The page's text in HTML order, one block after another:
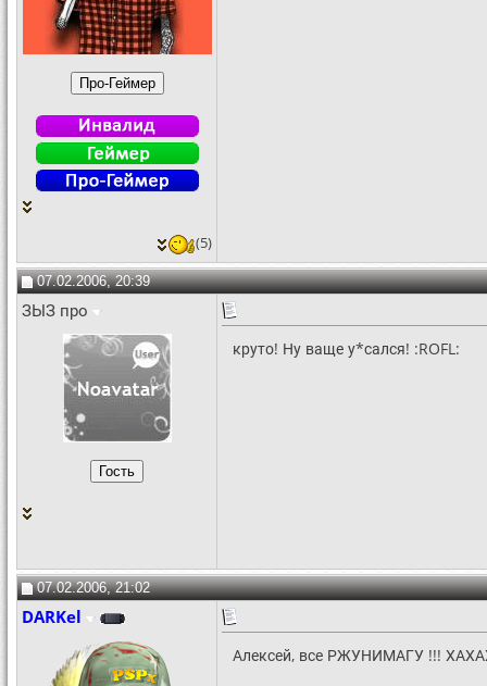
(5)
07.02.2006, 20:39
ЗЫЗ про
круто! Ну ваще у*сался! :ROFL:
07.02.2006, 21:02
DARKel
Алексей, все РЖУНИМАГУ !!!